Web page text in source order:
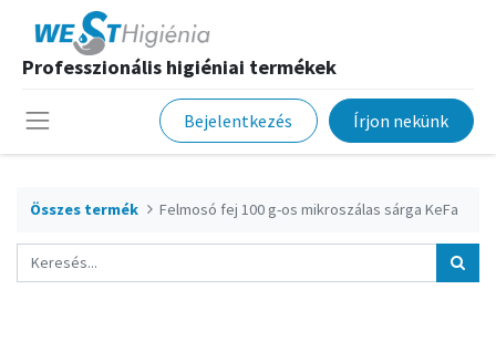
Professzionális higiéniai termékek
Bejelentkezés Írjon nekünk
Összes termék Felmosó fej 100 g-os mikroszálas sárga KeFa